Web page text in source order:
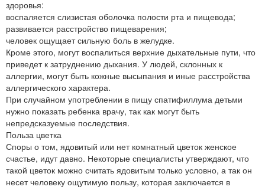
здоровья:
воспаляется слизистая оболочка полости рта и пищевода;
развивается расстройство пищеварения;
человек ощущает сильную боль в желудке.
Кроме этого, могут воспалиться верхние дыхательные пути, что
приведет к затруднению дыхания. У людей, склонных к
аллергии, могут быть кожные высыпания и иные расстройства
аллергического характера.
При случайном употреблении в пищу спатифиллума детьми
нужно показать ребенка врачу, так как могут быть
непредсказуемые последствия.
Польза цветка
Споры о том, ядовитый или нет комнатный цветок женское
счастье, идут давно. Некоторые специалисты утверждают, что
такой цветок можно считать ядовитым только условно, а так он
несет человеку ощутимую пользу, которая заключается в